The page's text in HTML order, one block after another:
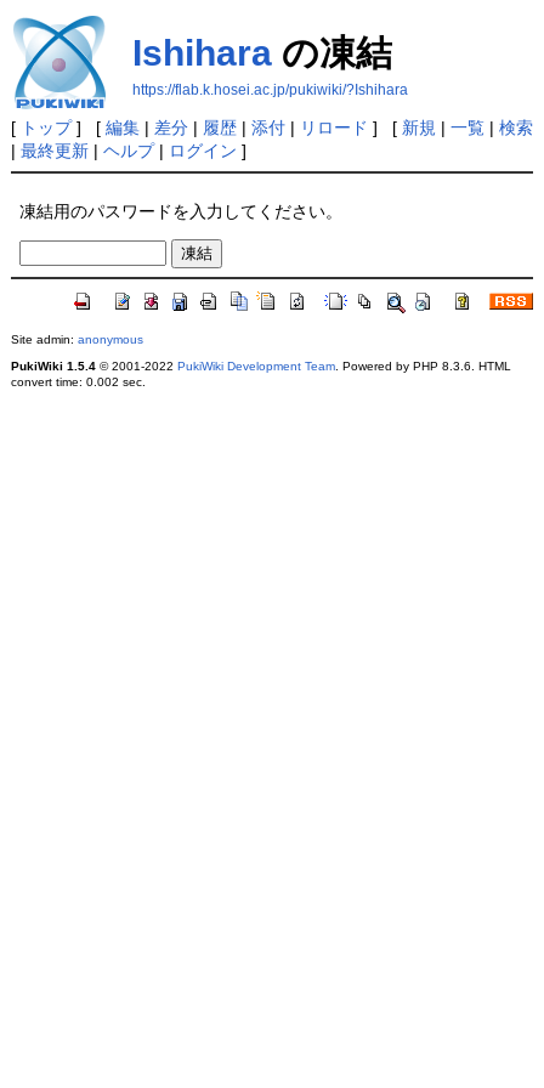
Ishiharaの凍結
https://flab.k.hosei.ac.jp/pukiwiki/?Ishihara
[ トップ] [ 編集| 差分| 履歴| 添付| リロード ] [ 新規 | 一覧| 検索
| 最終更新| ヘルプ| ログイン ]
凍結用のパスワードを入力してください。
Site admin: anonymous
PukiWiki 1.5.4© 2001-2022 PukiWiki Development Team. Powered by PHP 8.3.6. HTML
convert time: 0.002 sec.